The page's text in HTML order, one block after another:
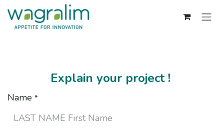
Se rendre au contenu
Explain your project !
Name *